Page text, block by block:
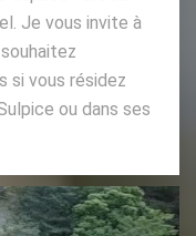
Je vous invite à
si vous résidez
ou dans ses